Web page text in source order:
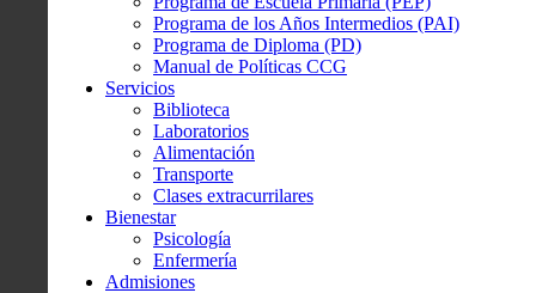
Programa de los Años Intermedios (PAI)
Programa de Diploma (PD)
Manual de Políticas CCG
Servicios
Biblioteca
Laboratorios
Alimentación
Transporte
Clases extracurrilares
Bienestar
Psicología
Enfermería
Admisiones